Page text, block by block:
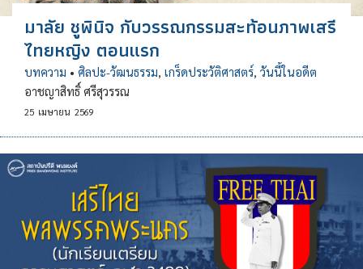
มาลัย ชูพินิจ กับวรรณกรรมสะท้อนภาพเสรี
ไทยหญิง ตอนแรก
บทความ • ศิลปะ-วัฒนธรรม, เกร็ดประวัติศาสตร์, วันนี้ในอดีต
อาชญาสิทธิ์ ศรีสุวรรณ
25 เมษายน 2569